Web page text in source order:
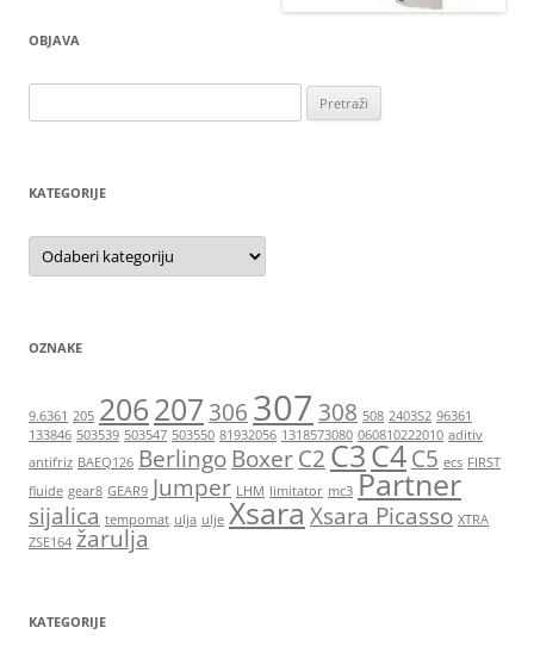
OBJAVA
KATEGORIJE
Kategorije
OZNAKE
9.6361 205 206207 306 307 308 508 2403S2 96361
133846 503539 503547 503550 81932056 1318573080 060810222010 aditiv
antifriz BAEQ126 Berlingo BoxerC2 C3C4C5 ecs FIRST
fluide gear8 GEAR9 Jumper LHM limitator mc3 Partner
sijalica tempomat ulja ulje Xsara Xsara Picasso XTRA
ZSE164 žarulja
KATEGORIJE